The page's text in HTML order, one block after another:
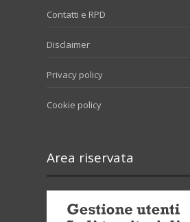
Contatti e RPD
Disclaimer
Privacy policy
Cookie policy
Area riservata